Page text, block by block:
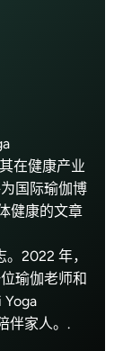
在健康产业
国际瑜伽博
健康的文章
2022 年，
瑜伽老师和
Yoga
伴家人。.